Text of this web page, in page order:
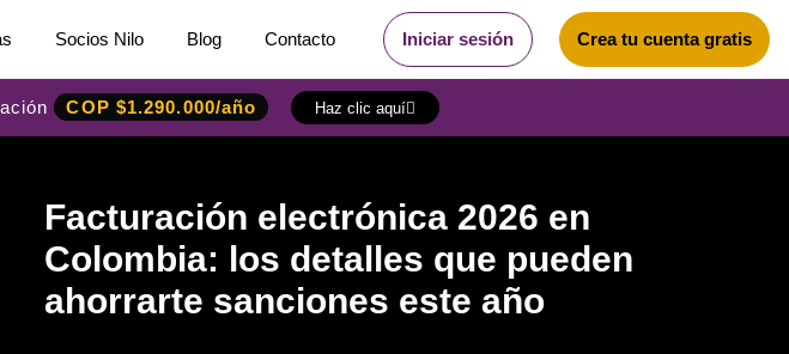
Socios Nilo Blog Contacto Iniciar sesión Crea tu cuenta gratis
COP $1.290.000/año Haz clic aquí
Facturación electrónica 2026 en
Colombia: los detalles que pueden
ahorrarte sanciones este año